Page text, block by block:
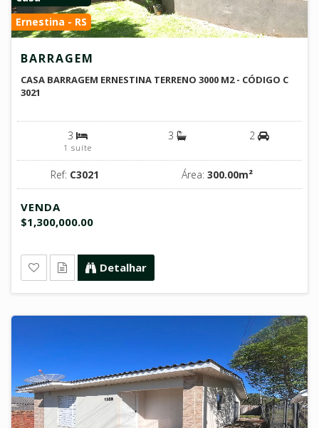
Ernestina - RS
BARRAGEM
CASA BARRAGEM ERNESTINA TERRENO 3000 M2 - CÓDIGO C
3021
3
1 suíte
3 2
Ref: C3021 Área: 300.00m²
VENDA
$1,300,000.00
Detalhar